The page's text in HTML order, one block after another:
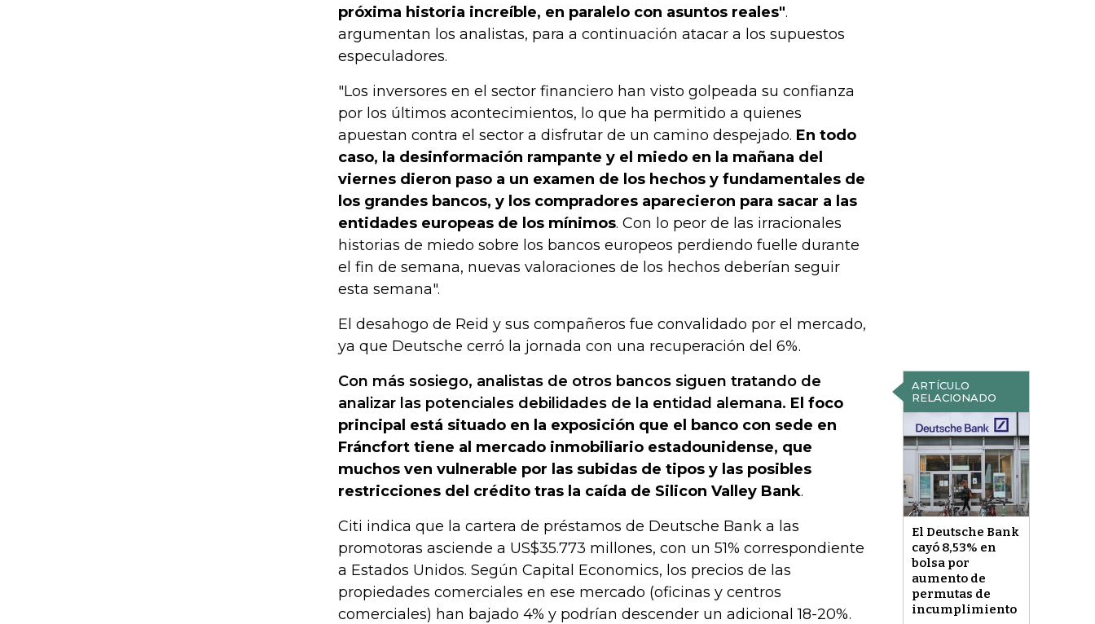
próxima historia increíble, en paralelo con asuntos reales".
argumentan los analistas, para a continuación atacar a los supuestos
especuladores.
"Los inversores en el sector financiero han visto golpeada su confianza
por los últimos acontecimientos, lo que ha permitido a quienes
apuestan contra el sector a disfrutar de un camino despejado. En todo
caso, la desinformación rampante y el miedo en la mañana del
viernes dieron paso a un examen de los hechos y fundamentales de
los grandes bancos, y los compradores aparecieron para sacar a las
entidades europeas de los mínimos. Con lo peor de las irracionales
historias de miedo sobre los bancos europeos perdiendo fuelle durante
el fin de semana, nuevas valoraciones de los hechos deberían seguir
esta semana".
El desahogo de Reid y sus compañeros fue convalidado por el mercado,
ya que Deutsche cerró la jornada con una recuperación del 6%.
ARTÍCULO
RELACIONADO
El Deutsche Bank
cayó 8,53% en
bolsa por
aumento de
permutas de
incumplimiento
Con más sosiego, analistas de otros bancos siguen tratando de
analizar las potenciales debilidades de la entidad alemana. El foco
principal está situado en la exposición que el banco con sede en
Fráncfort tiene al mercado inmobiliario estadounidense, que
muchos ven vulnerable por las subidas de tipos y las posibles
restricciones del crédito tras la caída de Silicon Valley Bank.
Citi indica que la cartera de préstamos de Deutsche Bank a las
promotoras asciende a US$35.773 millones, con un 51% correspondiente
a Estados Unidos. Según Capital Economics, los precios de las
propiedades comerciales en ese mercado (oficinas y centros
comerciales) han bajado 4% y podrían descender un adicional 18-20%.